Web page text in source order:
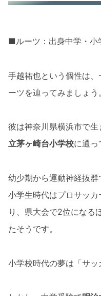
■ルーツ：出身中学・小
手越祐也という個性は
ーツを辿ってみましょう。
彼は神奈川県横浜市で
立茅ヶ崎台小学校に通っ
幼少期から運動神経抜群
小学生時代はプロサッ
り、県大会で2位になる
たそうです。
小学校時代の夢は「サッ